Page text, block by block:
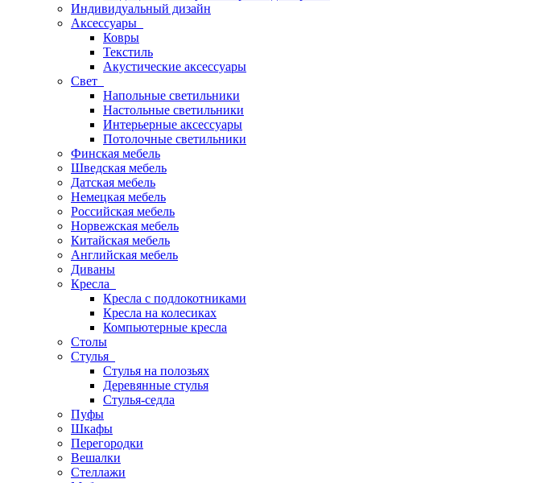
Индивидуальный дизайн
Аксессуары
Ковры
Текстиль
Акустические аксессуары
Свет
Напольные светильники
Настольные светильники
Интерьерные аксессуары
Потолочные светильники
Финская мебель
Шведская мебель
Датская мебель
Немецкая мебель
Российская мебель
Норвежская мебель
Китайская мебель
Английская мебель
Диваны
Кресла
Кресла с подлокотниками
Кресла на колесиках
Компьютерные кресла
Столы
Стулья
Стулья на полозьях
Деревянные стулья
Стулья-седла
Пуфы
Шкафы
Перегородки
Вешалки
Стеллажи